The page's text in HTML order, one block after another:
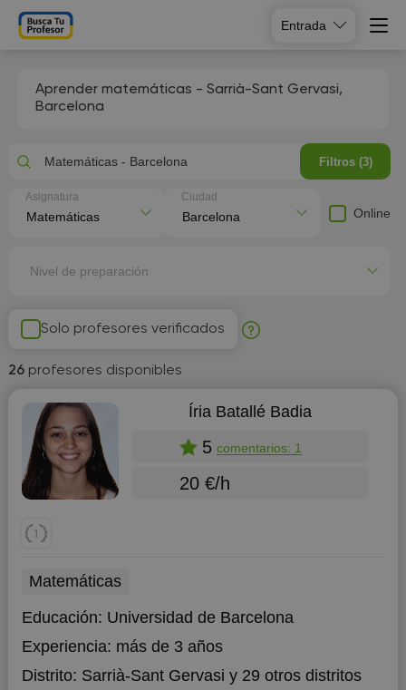
Entrada
Aprender matemáticas - Sarrià-Sant Gervasi,
Barcelona
Solo profesores verificados
26 profesores disponibles
Íria Batallé Badia
5 comentarios: 1
20 €/h
Matemáticas
Educación: Universidad de Barcelona
Experiencia: más de 3 años
Distrito: Sarrià-Sant Gervasi y 29 otros distritos
Matemáticas - Barcelona Filtros (3)
Asignatura Ciudad
Online
Nivel de preparación